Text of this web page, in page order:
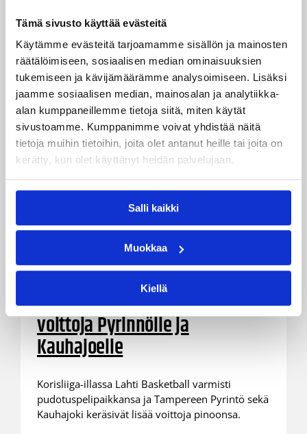
Tämä sivusto käyttää evästeitä
Käytämme evästeitä tarjoamamme sisällön ja mainosten
räätälöimiseen, sosiaalisen median ominaisuuksien
tukemiseen ja kävijämäärämme analysoimiseen. Lisäksi
jaamme sosiaalisen median, mainosalan ja analytiikka-
alan kumppaneillemme tietoja siitä, miten käytät
sivustoamme. Kumppanimme voivat yhdistää näitä
tietoja muihin tietoihin, joita olet antanut heille tai joita on
kerätty, kun olet käyttänyt heidän palvelujaan.
Salli kaikki
Muokkaa
Kiellä
06.03.2021 19:23
Lahti varmisti
pudotuspelipaikkansa –
voittoja Pyrinnölle ja
Kauhajoelle
Korisliiga-illassa Lahti Basketball varmisti
pudotuspelipaikkansa ja Tampereen Pyrintö sekä
Kauhajoki keräsivät lisää voittoja pinoonsa.